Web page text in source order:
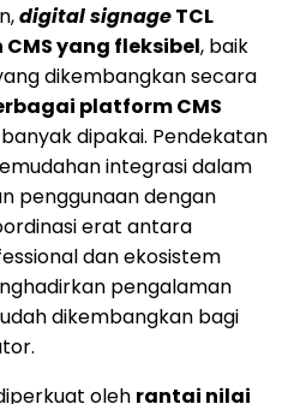
digital signageTCL
yang fleksibel, baik
dikembangkan secara
platform CMS
dipakai. Pendekatan
integrasi dalam
penggunaan dengan
erat antara
dan ekosistem
pengalaman
dikembangkan bagi
oleh rantai nilai